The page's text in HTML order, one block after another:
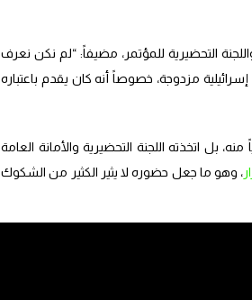
التحضيرية للمؤتمر، مضيفاً: “لم نكن نعرف
مزدوجة، خصوصاً أنه كان يقدم باعتباره
بل اتخذته اللجنة التحضيرية والأمانة العامة
، وهو ما جعل حضوره لا يثير الكثير من الشكوك
خالد مشعل وبرونشتاين، قائلاً: “هل يوجد